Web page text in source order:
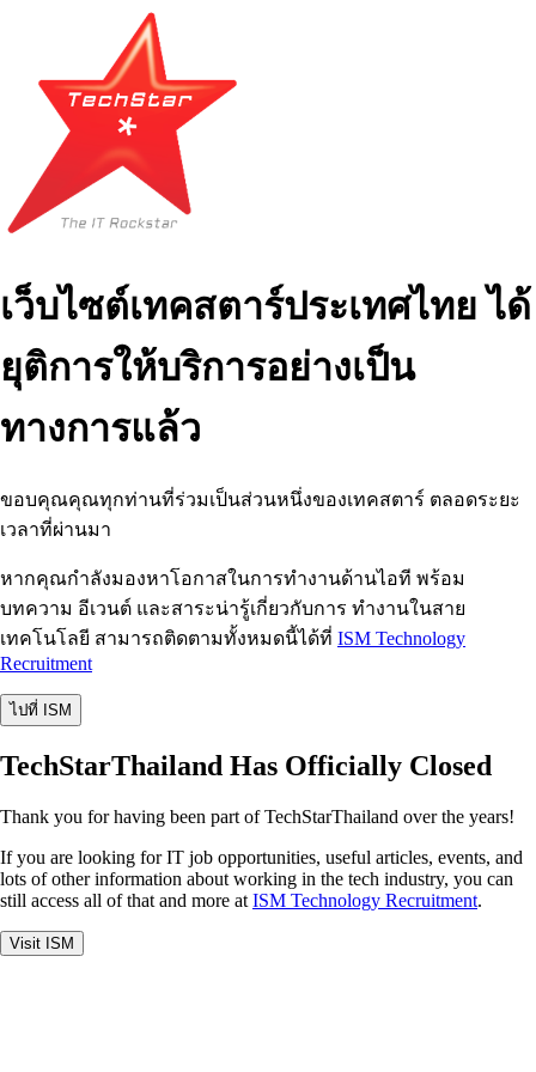
เว็บไซต์เทคสตาร์ประเทศไทย ได้
ยุติการให้บริการอย่างเป็น
ทางการแล้ว
ขอบคุณคุณทุกท่านที่ร่วมเป็นส่วนหนึ่งของเทคสตาร์ ตลอดระยะ
เวลาที่ผ่านมา
หากคุณกำลังมองหาโอกาสในการทำงานด้านไอที พร้อม
บทความ อีเวนต์ และสาระน่ารู้เกี่ยวกับการ ทำงานในสาย
เทคโนโลยี สามารถติดตามทั้งหมดนี้ได้ที่ ISM Technology
Recruitment
ไปที่ ISM
TechStarThailand Has Officially Closed
Thank you for having been part of TechStarThailand over the years!
If you are looking for IT job opportunities, useful articles, events, and
lots of other information about working in the tech industry, you can
still access all of that and more at ISM Technology Recruitment.
Visit ISM